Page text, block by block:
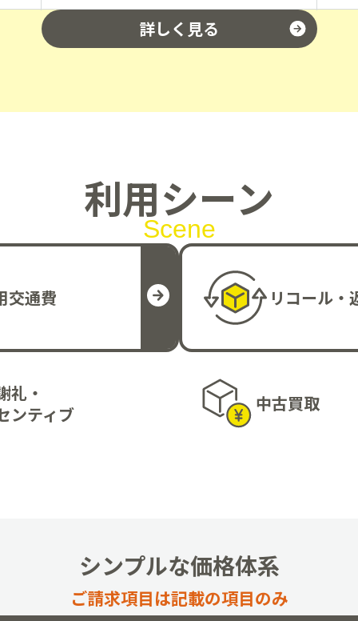
詳しく見る
利用シーン
Scene
交通費 リコール・
礼・
ンティブ
中古買取
シンプルな価格体系
ご請求項目は記載の項目のみ